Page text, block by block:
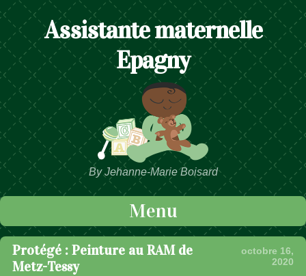
Assistante maternelle
Epagny
By Jehanne-Marie Boisard
Menu
Passer au contenu
Protégé : Peinture au RAM de
Metz-Tessy
octobre 16,
2020